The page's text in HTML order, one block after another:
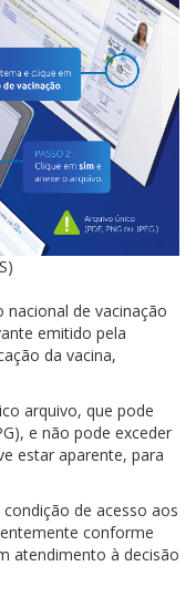
de vacinação
emitido pela
da vacina,
arquivo, que pode
e não pode exceder
estar aparente, para
de acesso aos
conforme
atendimento à decisão